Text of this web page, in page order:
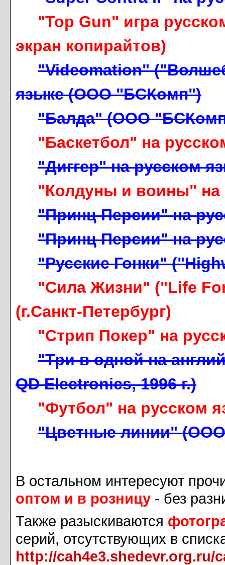
"Top Gun" игра
экран копирайтов)
"Videomation"
языке (ООО "БСКомп")
"Балда" (ООО
"Баскетбол" на
"Диггер" на русском
"Колдуны и воины" на
"Принц Персии" на
"Принц Персии" на
"Русские Гонки"
"Сила Жизни" ("Life
(г.Санкт-Петербург)
"Стрип Покер" на
"Три в одной на
QD Electronics, 1996 г.)
"Футбол" на русском
"Цветные линии"
В остальном интересуют
оптом и в розницу - без
Также разыскиваются
серий, отсутствующих в
http://cah4e3.shedevr.org.ru/